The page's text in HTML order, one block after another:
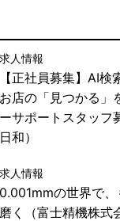
求人情報
【正社員募集】AI
お店の「見つかる」
ーサポートスタッフ
日和）
求人情報
0.001mmの世界で
磨く（富士精機株式